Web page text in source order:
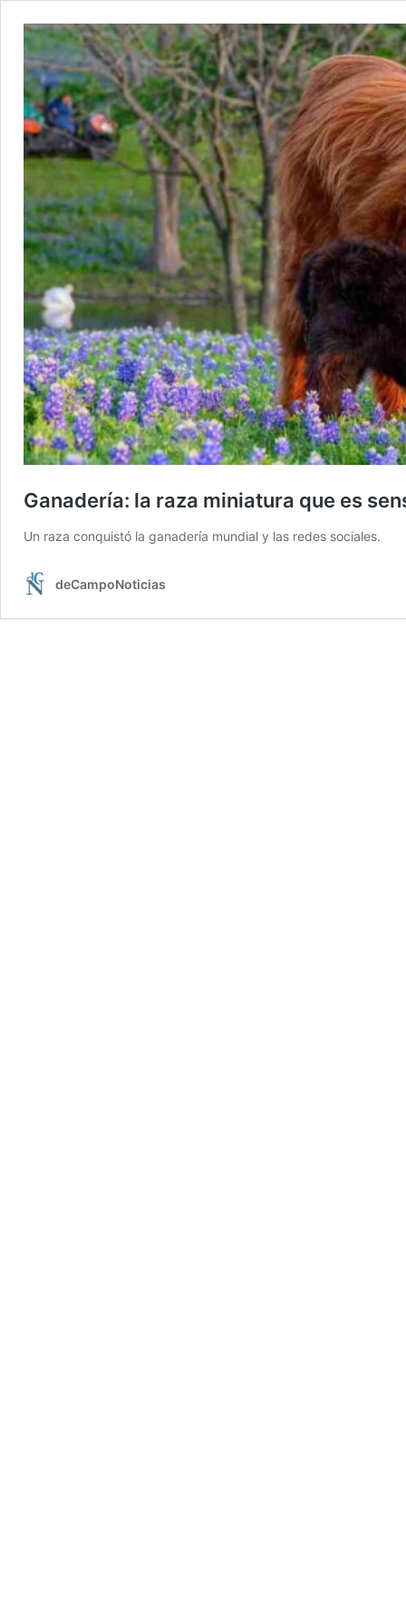
Ganadería: la raza miniatura que es
Un raza conquistó la ganadería mundial y las redes sociales.
deCampoNoticias